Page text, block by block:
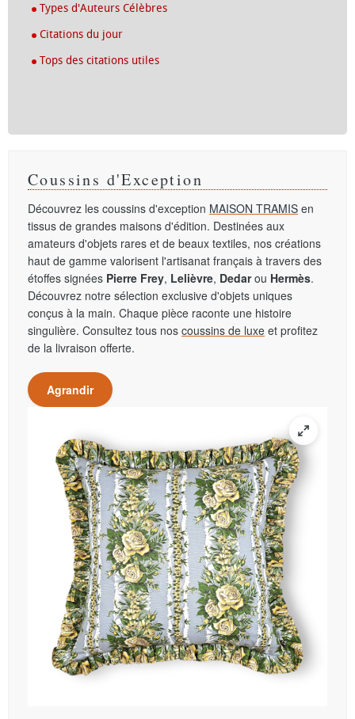
Types d'Auteurs Célèbres
Citations du jour
Tops des citations utiles
Coussins d'Exception
Découvrez les coussins d'exception MAISON TRAMIS en
tissus de grandes maisons d'édition. Destinées aux
amateurs d'objets rares et de beaux textiles, nos créations
haut de gamme valorisent l'artisanat français à travers des
étoffes signées Pierre Frey, Lelièvre, Dedarou Hermès.
Découvrez notre sélection exclusive d'objets uniques
conçus à la main. Chaque pièce raconte une histoire
singulière. Consultez tous nos coussins de luxe et profitez
de la livraison offerte.
Agrandir